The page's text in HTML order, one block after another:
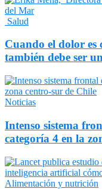
Salud
Cuando el dolor es
también debe ser
Noticias
Intenso sistema
categoría 4 en la
Alimentación y nutrición